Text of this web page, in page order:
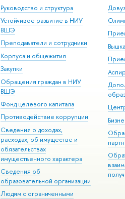
Руководство и структура
Устойчивое развитие в НИУ
ВШЭ
Преподаватели и сотрудники
Корпуса и общежития
Закупки
Обращения граждан в НИУ
ВШЭ
Фонд целевого капитала
Противодействие коррупции
Сведения о доходах,
расходах, об имуществе и
обязательствах
имущественного характера
Сведения об
образовательной организации
Людям с ограниченными